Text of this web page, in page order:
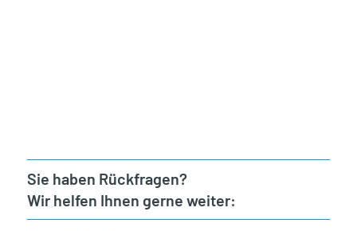
Sie haben Rückfragen?
Wir helfen Ihnen gerne weiter: